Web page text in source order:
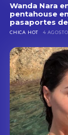
Wanda Nara
pentahouse
pasaportes
CHICA HOT 4